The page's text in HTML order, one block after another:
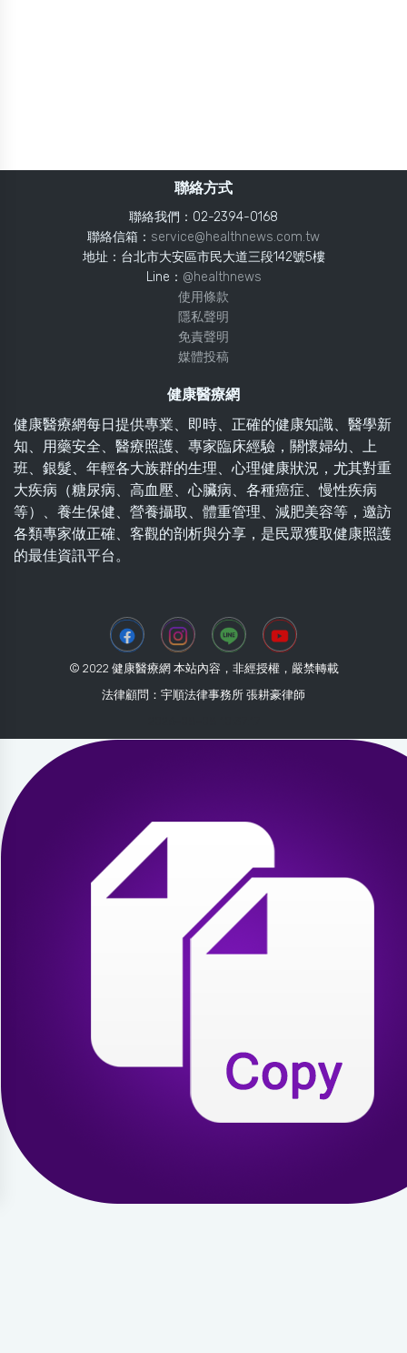
聯絡方式
聯絡我們：02-2394-0168
聯絡信箱： service@healthnews.com.tw
地址：台北市大安區市民大道三段142號5樓
Line： @healthnews
使用條款
隱私聲明
免責聲明
媒體投稿
健康醫療網
健康醫療網每日提供專業、即時、正確的健康知識、醫學新
知、用藥安全、醫療照護、專家臨床經驗，關懷婦幼、上
班、銀髮、年輕各大族群的生理、心理健康狀況，尤其對重
大疾病（糖尿病、高血壓、心臟病、各種癌症、慢性疾病
等）、養生保健、營養攝取、體重管理、減肥美容等，邀訪
各類專家做正確、客觀的剖析與分享，是民眾獲取健康照護
的最佳資訊平台。
© 2022 健康醫療網 本站內容，非經授權，嚴禁轉載
法律顧問：宇順法律事務所 張耕豪律師